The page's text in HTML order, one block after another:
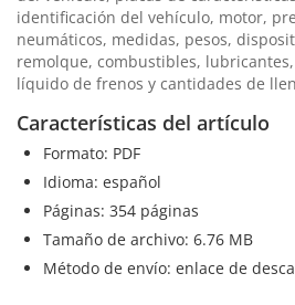
identificación del vehículo, motor,
neumáticos, medidas, pesos,
remolque, combustibles,
líquido de frenos y cantidades de
Características del artículo
Formato: PDF
Idioma: español
Páginas: 354 páginas
Tamaño de archivo: 6.76 MB
Método de envío: enlace de